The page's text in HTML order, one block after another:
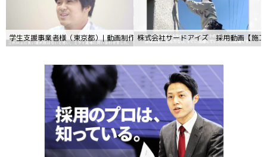
株式会社サードアイズ 採用動画【施
学生支援事業者様（東京都）| 動画制作実績